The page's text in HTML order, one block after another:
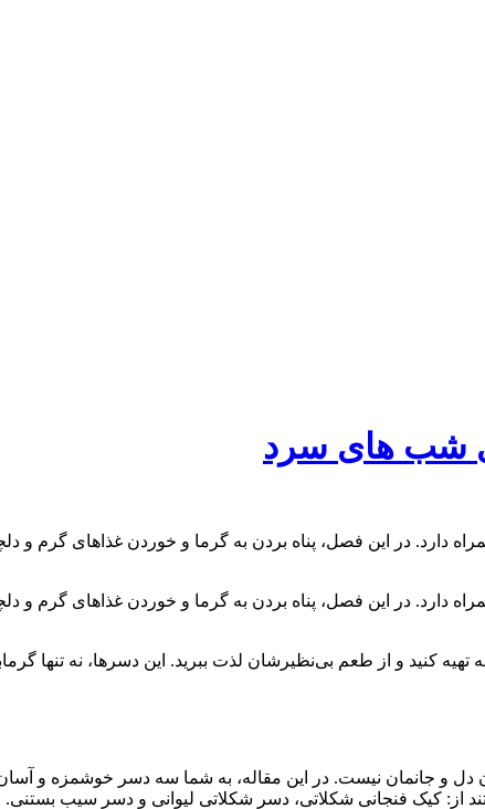
در این فصل، پناه بردن به گرما و خوردن غذاهای گرم و
در این فصل، پناه بردن به گرما و خوردن غذاهای گرم و
تهیه کنید و از طعم بی‌نظیرشان لذت ببرید. این دسرها، نه
و جانمان نیست. در این مقاله، به شما سه دسر خوشمزه و آسان
از: کیک فنجانی شکلاتی، دسر شکلاتی لیوانی و دسر سیب بستنی.